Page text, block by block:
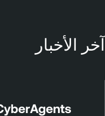
آخر الأخبار